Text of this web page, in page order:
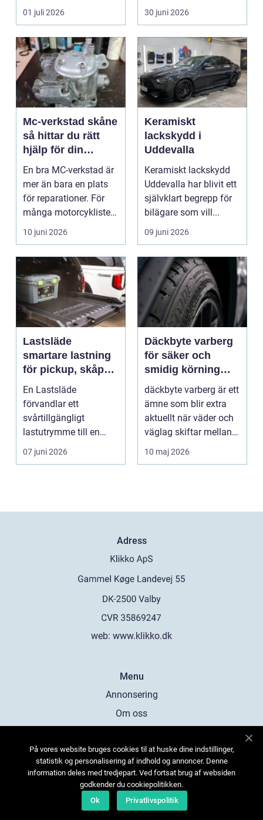
finns flera al...
01 juli 2026
väder. Valet ...
30 juni 2026
Mc-verkstad skåne
så hittar du rätt
hjälp för din
motorcykel
En bra MC-verkstad är
mer än bara en plats
för reparationer. För
många motorcyklister
handlar det om...
10 juni 2026
Keramiskt
lackskydd i
Uddevalla
Keramiskt lackskydd
Uddevalla har blivit ett
självklart begrepp för
bilägare som vill...
09 juni 2026
Lastsläde
smartare lastning
för pickup, skåpbil
och personbil
En Lastsläde
förvandlar ett
svårtillgängligt
lastutrymme till en
lättjobbad yta. Genom
att dra ut la...
07 juni 2026
Däckbyte varberg
för säker och
smidig körning
Året runt
däckbyte varberg är ett
ämne som blir extra
aktuellt när väder och
väglag skiftar mellan
sommar och ...
10 maj 2026
Adress
web: www.klikko.dk
Menu
Annonsering
Om oss
Kontakta oss
Sitemap
På vores website bruges cookies til at huske dine indstillinger,
statistik og personalisering af indhold og annoncer. Denne
information deles med tredjepart. Ved fortsat brug af websiden
godkender du cookiepolitikken.
Ok
Privatlivspolitik